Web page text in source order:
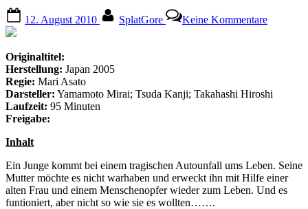
on
12. August 2010 SplatGore Keine KommentareBoy
Originaltitel:
Herstellung: Japan 2005
Regie: Mari Asato
Darsteller: Yamamoto Mirai; Tsuda Kanji; Takahashi Hiroshi
Laufzeit: 95 Minuten
Freigabe:
Inhalt
Ein Junge kommt bei einem tragischen Autounfall ums Leben. Seine
Mutter möchte es nicht warhaben und erweckt ihn mit Hilfe einer
alten Frau und einem Menschenopfer wieder zum Leben. Und es
funtioniert, aber nicht so wie sie es wollten…….